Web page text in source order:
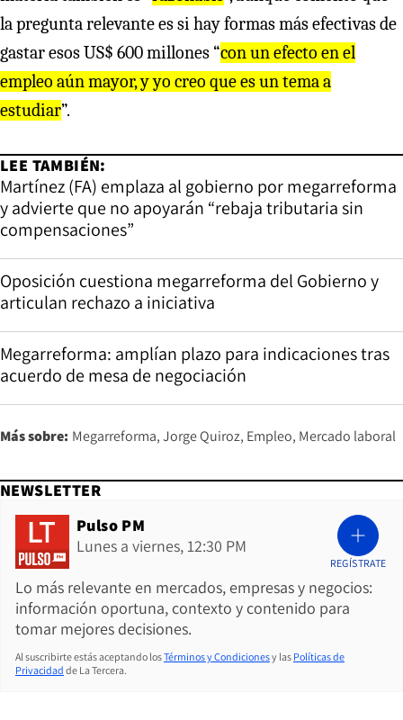
la pregunta relevante es si hay formas más efectivas de
gastar esos US$ 600 millones “con un efecto en el
empleo aún mayor, y yo creo que es un tema a
estudiar”.
LEE TAMBIÉN:
Martínez (FA) emplaza al gobierno por megarreforma
y advierte que no apoyarán “rebaja tributaria sin
compensaciones”
Oposición cuestiona megarreforma del Gobierno y
articulan rechazo a iniciativa
Megarreforma: amplían plazo para indicaciones tras
acuerdo de mesa de negociación
Más sobre: Megarreforma Jorge Quiroz Empleo Mercado laboral
NEWSLETTER
Pulso PM
Lunes a viernes, 12:30 PM
Lo más relevante en mercados, empresas y negocios:
información oportuna, contexto y contenido para
tomar mejores decisiones.
REGÍSTRATE
Al suscribirte estás aceptando losTérminos y Condicionesy las Políticas de
Privacidad de La Tercera.